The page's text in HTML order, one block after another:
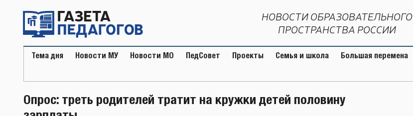
содержимому
НОВОСТИ ОБРАЗОВАТЕЛЬНОГО
ПРОСТРАНСТВА РОССИИ
Тема дня Новости МУ Новости МО ПедСовет Проекты Семья и школа Большая перемена
Опрос: треть родителей тратит на кружки детей половину